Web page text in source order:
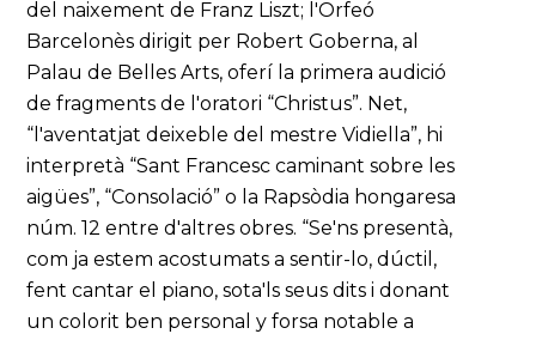
del naixement de Franz Liszt; l'Orfeó
Barcelonès dirigit per Robert Goberna, al
Palau de Belles Arts, oferí la primera audició
de fragments de l'oratori “Christus”. Net,
“l'aventatjat deixeble del mestre Vidiella”, hi
interpretà “Sant Francesc caminant sobre les
aigües”, “Consolació” o la Rapsòdia hongaresa
núm. 12 entre d'altres obres. “Se'ns presentà,
com ja estem acostumats a sentir-lo, dúctil,
fent cantar el piano, sota'ls seus dits i donant
un colorit ben personal y forsa notable a